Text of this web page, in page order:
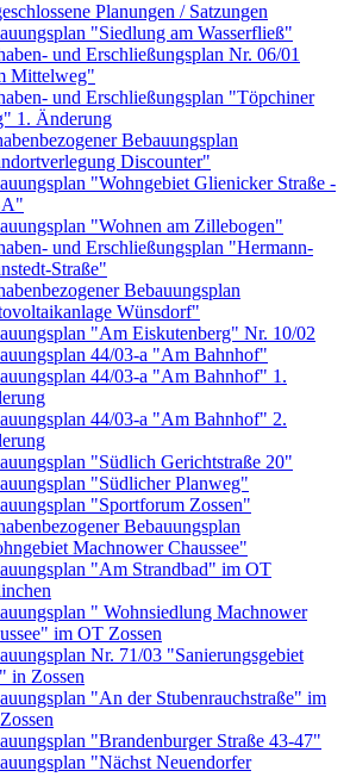
Planungen / Satzungen
"Siedlung am Wasserfließ"
und Erschließungsplan Nr. 06/01
Mittelweg"
und Erschließungsplan "Töpchiner
1. Änderung
Bebauungsplan
Discounter"
"Wohngebiet Glienicker Straße -
"Wohnen am Zillebogen"
und Erschließungsplan "Hermann-
Straße"
Bebauungsplan
Wünsdorf"
"Am Eiskutenberg" Nr. 10/02
44/03-a "Am Bahnhof"
44/03-a "Am Bahnhof" 1.
44/03-a "Am Bahnhof" 2.
"Südlich Gerichtstraße 20"
"Südlicher Planweg"
"Sportforum Zossen"
Bebauungsplan
Machnower Chaussee"
"Am Strandbad" im OT
" Wohnsiedlung Machnower
im OT Zossen
Nr. 71/03 "Sanierungsgebiet
in Zossen
"An der Stubenrauchstraße" im
"Brandenburger Straße 43-47"
"Nächst Neuendorfer